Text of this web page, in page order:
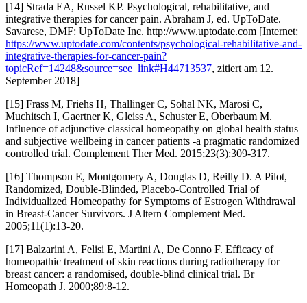
[14] Strada EA, Russel KP. Psychological, rehabilitative, and
integrative therapies for cancer pain. Abraham J, ed. UpToDate.
Savarese, DMF: UpToDate Inc. http://www.uptodate.com [Internet:
https://www.uptodate.com/contents/psychological-rehabilitative-and-
integrative-therapies-for-cancer-pain?
topicRef=14248&source=see_link#H44713537, zitiert am 12.
September 2018]
[15] Frass M, Friehs H, Thallinger C, Sohal NK, Marosi C,
Muchitsch I, Gaertner K, Gleiss A, Schuster E, Oberbaum M.
Influence of adjunctive classical homeopathy on global health status
and subjective wellbeing in cancer patients -a pragmatic randomized
controlled trial. Complement Ther Med. 2015;23(3):309-317.
[16] Thompson E, Montgomery A, Douglas D, Reilly D. A Pilot,
Randomized, Double-Blinded, Placebo-Controlled Trial of
Individualized Homeopathy for Symptoms of Estrogen Withdrawal
in Breast-Cancer Survivors. J Altern Complement Med.
2005;11(1):13-20.
[17] Balzarini A, Felisi E, Martini A, De Conno F. Efficacy of
homeopathic treatment of skin reactions during radiotherapy for
breast cancer: a randomised, double-blind clinical trial. Br
Homeopath J. 2000;89:8-12.